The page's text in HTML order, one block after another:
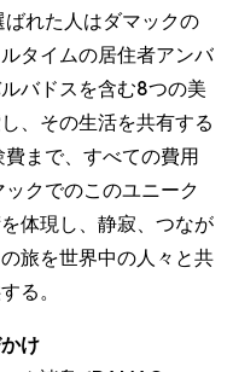
れた人はダマックの
タイムの居住者アンバ
バドスを含む8つの美
、その生活を共有する
まで、すべての費用
クでのこのユニーク
体現し、静寂、つなが
旅を世界中の人々と共
る。
け